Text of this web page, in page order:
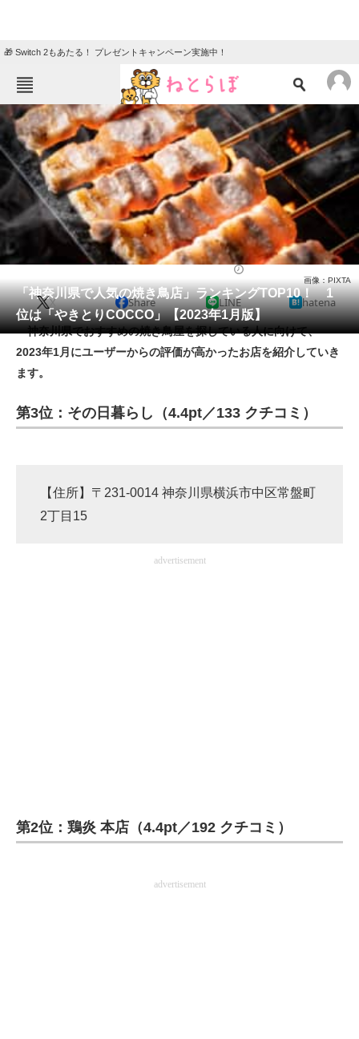
🎁 Switch 2もあたる！ プレゼントキャンペーン実施中！
ねとらぼメニュー
TOP ニュース
エンタメ クイズ
グルメ 地域
住まい 教育・育児
動物 リサーチ
会員記事
メディア
注目記事を集めた総合ページ
スマホと通信の最新トレンド
好きが集まる 比べて選べる
モノづくり技術者専門サイト
「神奈川県で人気の焼き鳥店」ランキングTOP10！ 1
位は「やきとりCOCCO」【2023年1月版】
画像：PIXTA
X Share LINE hatena
神奈川県でおすすめの焼き鳥屋を探している人に向けて、
2023年1月にユーザーからの評価が高かったお店を紹介していき
ます。
第3位：その日暮らし（4.4pt／133 クチコミ）
【住所】〒231-0014 神奈川県横浜市中区常盤町
2丁目15
advertisement
第2位：鶏炎 本店（4.4pt／192 クチコミ）
advertisement